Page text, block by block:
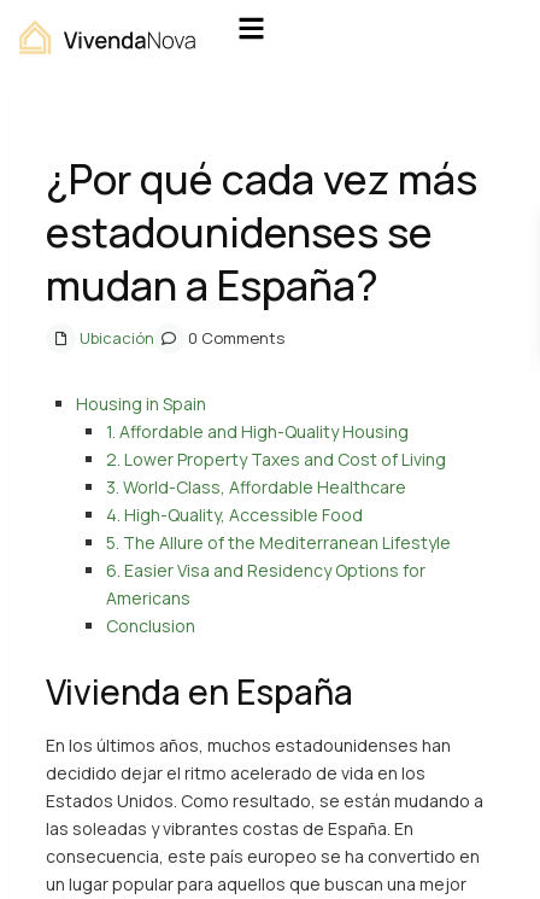
Home
Ubicación
¿Por qué cada vez más estadounidenses se mudan a España?
¿Por qué cada vez más
estadounidenses se
mudan a España?
Ubicación 0 Comments
Housing in Spain
1. Affordable and High-Quality Housing
2. Lower Property Taxes and Cost of Living
3. World-Class, Affordable Healthcare
4. High-Quality, Accessible Food
5. The Allure of the Mediterranean Lifestyle
6. Easier Visa and Residency Options for
Americans
Conclusion
Vivienda en España
En los últimos años, muchos estadounidenses han
decidido dejar el ritmo acelerado de vida en los
Estados Unidos. Como resultado, se están mudando a
las soleadas y vibrantes costas de España. En
consecuencia, este país europeo se ha convertido en
un lugar popular para aquellos que buscan una mejor